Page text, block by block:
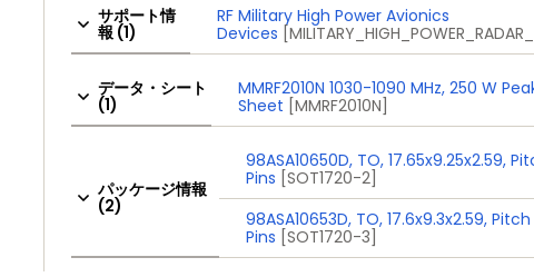
サポート情
報 (1)
RF Military High Power Avionics
Devices
データ・シート
(1)
MMRF2010N 1030-1090 MHz, 250 W
Sheet [MMRF2010N]
パッケージ情報
(2)
98ASA10650D, TO, 17.65x9.25x2.59,
Pins [SOT1720-2]
98ASA10653D, TO, 17.6x9.3x2.59, Pitch
Pins [SOT1720-3]